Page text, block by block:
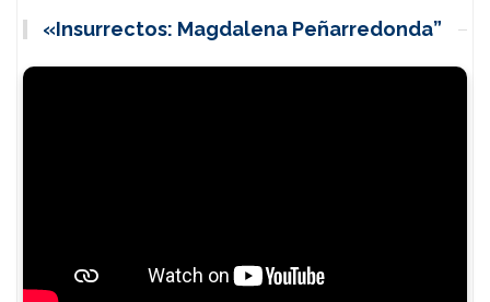
«Insurrectos: Magdalena Peñarredonda”